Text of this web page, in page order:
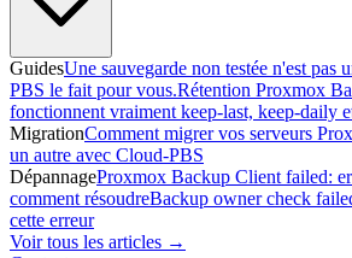
GuidesUne sauvegarde non testée n'est pas
PBS le fait pour vous.Rétention Proxmox
fonctionnent vraiment keep-last, keep-daily
MigrationComment migrer vos serveurs
un autre avec Cloud-PBS
DépannageProxmox Backup Client failed:
comment résoudreBackup owner check
cette erreur
Voir tous les articles →